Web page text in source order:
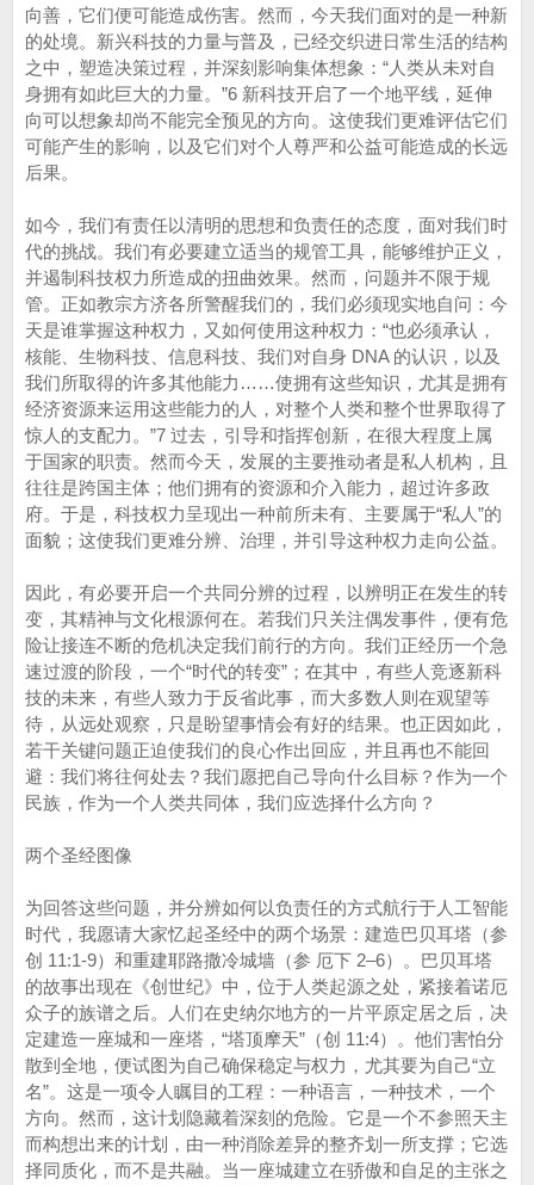
向善，它们便可能造成伤害。然而，今天我们面对的是一种新
的处境。新兴科技的力量与普及，已经交织进日常生活的结构
之中，塑造决策过程，并深刻影响集体想象：“人类从未对自
身拥有如此巨大的力量。”6 新科技开启了一个地平线，延伸
向可以想象却尚不能完全预见的方向。这使我们更难评估它们
可能产生的影响，以及它们对个人尊严和公益可能造成的长远
后果。
如今，我们有责任以清明的思想和负责任的态度，面对我们时
代的挑战。我们有必要建立适当的规管工具，能够维护正义，
并遏制科技权力所造成的扭曲效果。然而，问题并不限于规
管。正如教宗方济各所警醒我们的，我们必须现实地自问：今
天是谁掌握这种权力，又如何使用这种权力：“也必须承认，
核能、生物科技、信息科技、我们对自身 DNA 的认识，以及
我们所取得的许多其他能力……使拥有这些知识，尤其是拥有
经济资源来运用这些能力的人，对整个人类和整个世界取得了
惊人的支配力。”7 过去，引导和指挥创新，在很大程度上属
于国家的职责。然而今天，发展的主要推动者是私人机构，且
往往是跨国主体；他们拥有的资源和介入能力，超过许多政
府。于是，科技权力呈现出一种前所未有、主要属于“私人”的
面貌；这使我们更难分辨、治理，并引导这种权力走向公益。
因此，有必要开启一个共同分辨的过程，以辨明正在发生的转
变，其精神与文化根源何在。若我们只关注偶发事件，便有危
险让接连不断的危机决定我们前行的方向。我们正经历一个急
速过渡的阶段，一个“时代的转变”；在其中，有些人竞逐新科
技的未来，有些人致力于反省此事，而大多数人则在观望等
待，从远处观察，只是盼望事情会有好的结果。也正因如此，
若干关键问题正迫使我们的良心作出回应，并且再也不能回
避：我们将往何处去？我们愿把自己导向什么目标？作为一个
民族，作为一个人类共同体，我们应选择什么方向？
两个圣经图像
为回答这些问题，并分辨如何以负责任的方式航行于人工智能
时代，我愿请大家忆起圣经中的两个场景：建造巴贝耳塔（参
创 11:1-9）和重建耶路撒冷城墙（参 厄下 2–6）。巴贝耳塔
的故事出现在《创世纪》中，位于人类起源之处，紧接着诺厄
众子的族谱之后。人们在史纳尔地方的一片平原定居之后，决
定建造一座城和一座塔，“塔顶摩天”（创 11:4）。他们害怕分
散到全地，便试图为自己确保稳定与权力，尤其要为自己“立
名”。这是一项令人瞩目的工程：一种语言，一种技术，一个
方向。然而，这计划隐藏着深刻的危险。它是一个不参照天主
而构想出来的计划，由一种消除差异的整齐划一所支撑；它选
择同质化，而不是共融。当一座城建立在骄傲和自足的主张之